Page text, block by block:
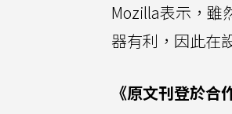
Mozilla表示，雖
器有利，因此在
《原文刊登於合